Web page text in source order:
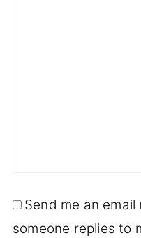
Send me an
someone replies to